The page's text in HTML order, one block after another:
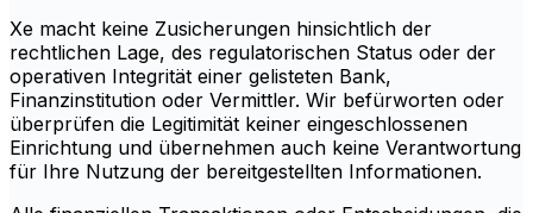
Xe macht keine Zusicherungen hinsichtlich der
rechtlichen Lage, des regulatorischen Status oder der
operativen Integrität einer gelisteten Bank,
Finanzinstitution oder Vermittler. Wir befürworten oder
überprüfen die Legitimität keiner eingeschlossenen
Einrichtung und übernehmen auch keine Verantwortung
für Ihre Nutzung der bereitgestellten Informationen.